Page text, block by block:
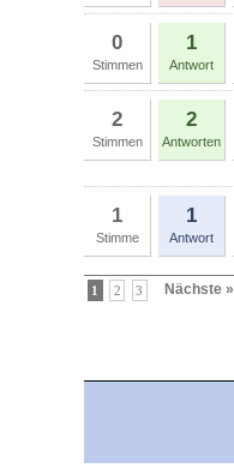
0
Stimmen
1
Antwort
2
Stimmen
2
Antworten
1
Stimme
1
Antwort
1 2 3 Nächste »